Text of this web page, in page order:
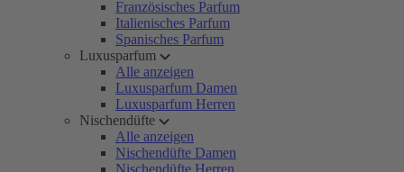
Französisches Parfum
Italienisches Parfum
Spanisches Parfum
Luxusparfum
Alle anzeigen
Luxusparfum Damen
Luxusparfum Herren
Nischendüfte
Alle anzeigen
Nischendüfte Damen
Nischendüfte Herren